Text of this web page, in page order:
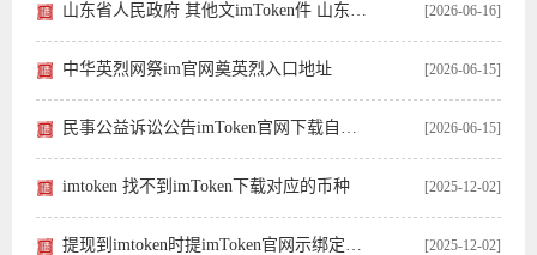
[2026-06-16]
中华英烈网祭im官网奠英烈入口地址 [2026-06-15]
[2026-06-15]
imtoken 找不到imToken下载对应的币种 [2025-12-02]
[2025-12-02]